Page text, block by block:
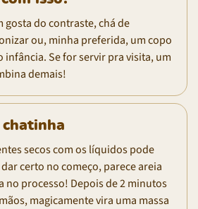
gosta do contraste, chá de
ou, minha preferida, um copo
infância. Se for servir pra visita, um
demais!
secos com os líquidos pode
certo no começo, parece areia
no processo! Depois de 2 minutos
magicamente vira uma massa